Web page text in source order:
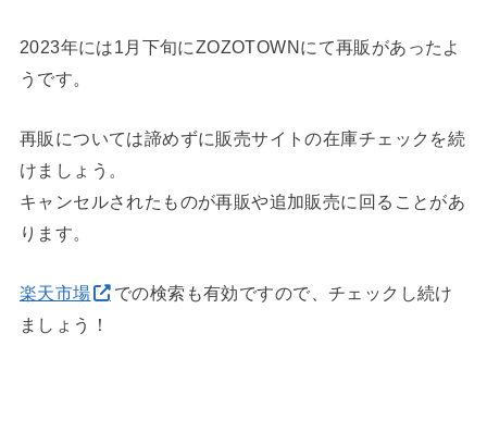
2023年には1月下旬にZOZOTOWNにて再販があったよ
うです。
再販については諦めずに販売サイトの在庫チェックを続
けましょう。
キャンセルされたものが再販や追加販売に回ることがあ
ります。
楽天市場
での検索も有効ですので、チェックし続け
ましょう！